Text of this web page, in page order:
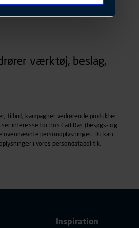
foretrukne sprog, og den
og apps med
behandles der
tidspunkt, hvad der
af
værktøj, beslag,
tilbud, kampagner vedrørende produkter
interesse for hos Carl Ras (besøgs- og
ovennævnte personoplysninger. Du kan
i vores persondatapolitik.
Inspiration